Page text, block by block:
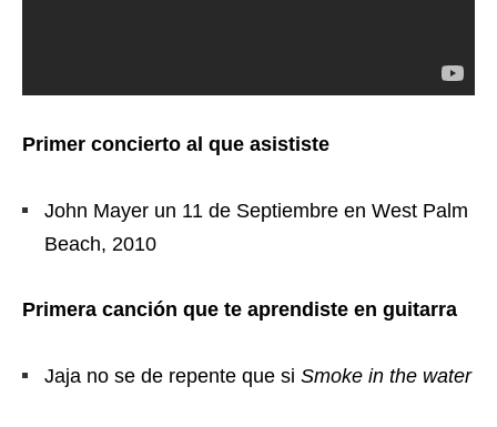
Primer concierto al que asististe
John Mayer un 11 de Septiembre en West Palm
Beach, 2010
Primera canción que te aprendiste en guitarra
Jaja no se de repente que si Smoke in the water